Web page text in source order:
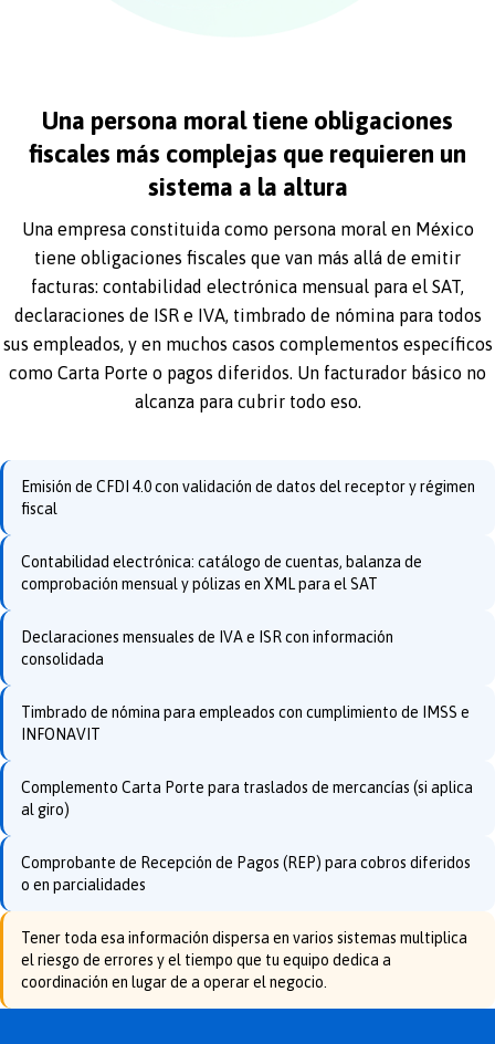
Una persona moral tiene obligaciones
fiscales más complejas que requieren un
sistema a la altura
Una empresa constituida como persona moral en México
tiene obligaciones fiscales que van más allá de emitir
facturas: contabilidad electrónica mensual para el SAT,
declaraciones de ISR e IVA, timbrado de nómina para todos
sus empleados, y en muchos casos complementos específicos
como Carta Porte o pagos diferidos. Un facturador básico no
alcanza para cubrir todo eso.
Emisión de CFDI 4.0 con validación de datos del receptor y régimen
fiscal
Contabilidad electrónica: catálogo de cuentas, balanza de
comprobación mensual y pólizas en XML para el SAT
Declaraciones mensuales de IVA e ISR con información
consolidada
Timbrado de nómina para empleados con cumplimiento de IMSS e
INFONAVIT
Complemento Carta Porte para traslados de mercancías (si aplica
al giro)
Comprobante de Recepción de Pagos (REP) para cobros diferidos
o en parcialidades
Tener toda esa información dispersa en varios sistemas multiplica
el riesgo de errores y el tiempo que tu equipo dedica a
coordinación en lugar de a operar el negocio.